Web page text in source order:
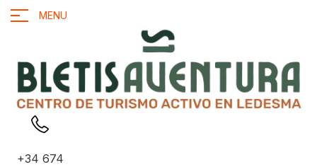
MENU
+34 674